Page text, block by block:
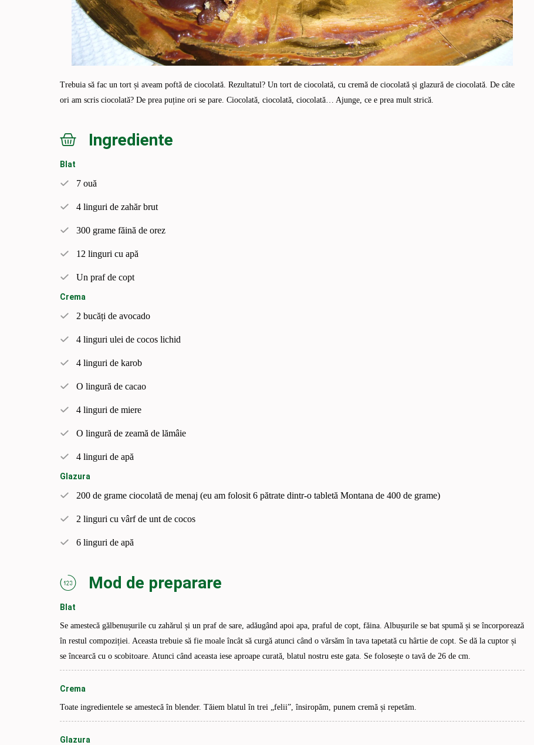
Trebuia să fac un tort și aveam poftă de ciocolată. Rezultatul? Un tort de ciocolată, cu cremă de ciocolată și glazură de ciocolată. De câte
ori am scris ciocolată? De prea puține ori se pare. Ciocolată, ciocolată, ciocolată… Ajunge, ce e prea mult strică.
Ingrediente
Blat
7 ouă
4 linguri de zahăr brut
300 grame făină de orez
12 linguri cu apă
Un praf de copt
Crema
2 bucăți de avocado
4 linguri ulei de cocos lichid
4 linguri de karob
O lingură de cacao
4 linguri de miere
O lingură de zeamă de lămâie
4 linguri de apă
Glazura
200 de grame ciocolată de menaj (eu am folosit 6 pătrate dintr-o tabletă Montana de 400 de grame)
2 linguri cu vârf de unt de cocos
6 linguri de apă
Mod de preparare
Blat
Se amestecă gălbenușurile cu zahărul și un praf de sare, adăugând apoi apa, praful de copt, făina. Albușurile se bat spumă și se încorporează
în restul compoziției. Aceasta trebuie să fie moale încât să curgă atunci când o vărsăm în tava tapetată cu hârtie de copt. Se dă la cuptor și
se încearcă cu o scobitoare. Atunci când aceasta iese aproape curată, blatul nostru este gata. Se folosește o tavă de 26 de cm.
Crema
Toate ingredientele se amestecă în blender. Tăiem blatul în trei „felii”, însiropăm, punem cremă și repetăm.
Glazura